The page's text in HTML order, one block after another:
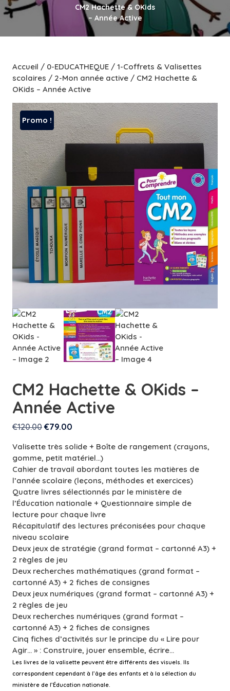
CM2 Hachette & OKids
– Année Active
Accueil / 0-EDUCATHEQUE / 1-Coffrets & Valisettes
scolaires / 2-Mon année active / CM2 Hachette &
OKids – Année Active
Promo !
CM2 Hachette & OKids –
Année Active
€120.00 Le
initial
était :
€120.00.
€79.00
actuel
est :
€79.00.
Valisette très solide + Boîte de rangement (crayons,
gomme, petit matériel…)
Cahier de travail abordant toutes les matières de
l’année scolaire (leçons, méthodes et exercices)
Quatre livres sélectionnés par le ministère de
l’Éducation nationale + Questionnaire simple de
lecture pour chaque livre
Récapitulatif des lectures préconisées pour chaque
niveau scolaire
Deux jeux de stratégie (grand format – cartonné A3) +
2 règles de jeu
Deux recherches mathématiques (grand format –
cartonné A3) + 2 fiches de consignes
Deux jeux numériques (grand format – cartonné A3) +
2 règles de jeu
Deux recherches numériques (grand format –
cartonné A3) + 2 fiches de consignes
Cinq fiches d’activités sur le principe du « Lire pour
Agir… » : Construire, jouer ensemble, écrire…
Les livres de la valisette peuvent être différents des visuels. Ils
correspondent cependant à l’âge des enfants et à la sélection du
ministère de l’Éducation nationale.